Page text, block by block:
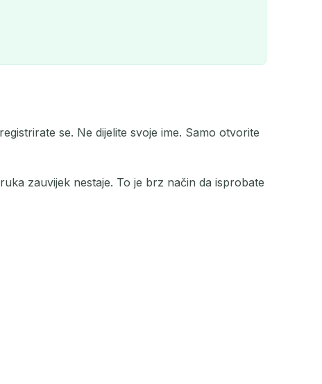
se. Ne dijelite svoje ime. Samo otvorite
zauvijek nestaje. To je brz način da isprobate